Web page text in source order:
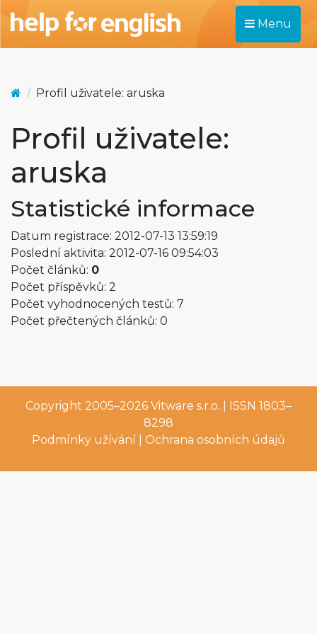
Menu
Profil uživatele: aruska
Profil uživatele:
aruska
Statistické informace
Datum registrace: 2012-07-13 13:59:19
Poslední aktivita: 2012-07-16 09:54:03
Počet článků: 0
Počet příspěvků: 2
Počet vyhodnocených testů: 7
Počet přečtených článků: 0
Copyright 2005–2026 Vitware s.r.o. | ISSN 1803–
8298
Podmínky užívání
Ochrana osobních údajů